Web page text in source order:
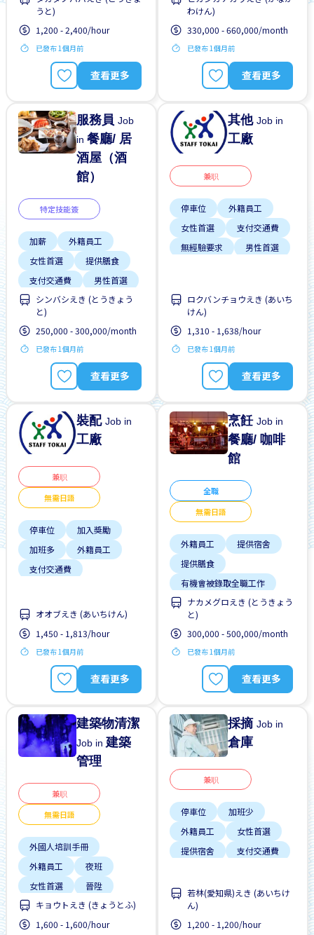
無經驗要求
うと)
1,200 - 2,400/hour
已發布 1個月前
查看更多
無經驗要求
わけん)
330,000 - 660,000/month
已發布 1個月前
查看更多
服務員Job
in餐廳/ 居
酒屋（酒
館）
特定技能簽
加薪
外籍員工
女性首選
提供膳食
支付交通費
男性首選
週末輪班
靠近車站
高收入潛能
シンバシえき (とうきょう
と)
250,000 - 300,000/month
已發布 1個月前
查看更多
其他Job in
工廠
兼职
停車位
外籍員工
女性首選
支付交通費
無經驗要求
男性首選
ロクバンチョウえき (あいち
けん)
1,310 - 1,638/hour
已發布 1個月前
查看更多
裝配Job in
工廠
兼职
無需日語
停車位
加入獎勵
加班多
外籍員工
支付交通費
無經驗要求
男性首選
オオブえき (あいちけん)
1,450 - 1,813/hour
已發布 1個月前
查看更多
烹飪Job in
餐廳/ 咖啡
館
全職
無需日語
外籍員工
提供宿舍
提供膳食
有機會被錄取全職工作
無日本語要求
靠近車站
ナカメグロえき (とうきょう
と)
300,000 - 500,000/month
已發布 1個月前
查看更多
建築物清潔
Job in 建築
管理
兼职
無需日語
外國人培訓手冊
外籍員工
夜班
女性首選
晉陞
每週2-3天
無日本語要求
キョウトえき (きょうとふ)
1,600 - 1,600/hour
採摘Job in
倉庫
兼职
停車位
加班少
外籍員工
女性首選
提供宿舍
支付交通費
自行車停放處
若林(愛知県)えき (あいちけ
ん)
1,200 - 1,200/hour